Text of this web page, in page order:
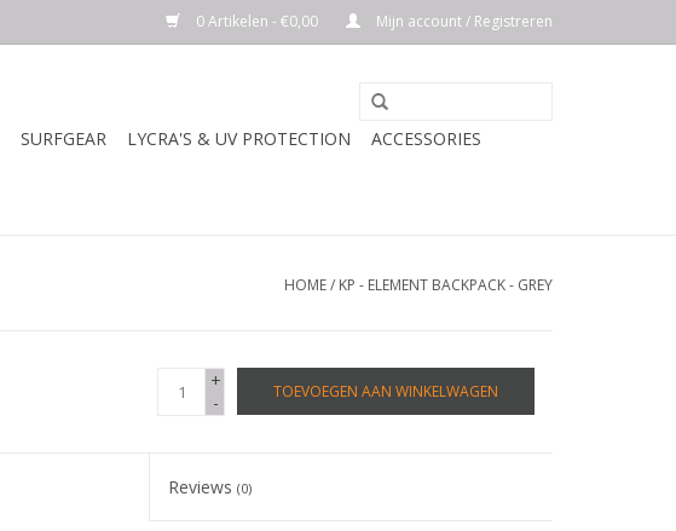
0 Artikelen - €0,00 Mijn account / Registreren
SURFGEAR LYCRA'S & UV PROTECTION
ACCESSORIES
HOME/ KP - ELEMENT BACKPACK - GREY
+
-
TOEVOEGEN AAN WINKELWAGEN
Reviews(0)